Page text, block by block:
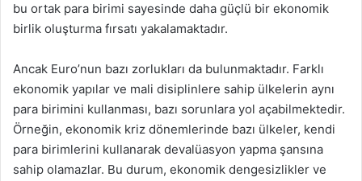
bu ortak para birimi sayesinde daha güçlü bir ekonomik
birlik oluşturma fırsatı yakalamaktadır.
Ancak Euro’nun bazı zorlukları da bulunmaktadır. Farklı
ekonomik yapılar ve mali disiplinlere sahip ülkelerin aynı
para birimini kullanması, bazı sorunlara yol açabilmektedir.
Örneğin, ekonomik kriz dönemlerinde bazı ülkeler, kendi
para birimlerini kullanarak devalüasyon yapma şansına
sahip olamazlar. Bu durum, ekonomik dengesizlikler ve